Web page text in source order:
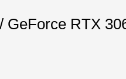
GeForce RTX